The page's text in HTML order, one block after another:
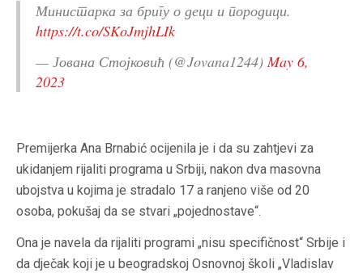
Министарка за бригу о деци и породици.
https://t.co/SKoJmjhLIk
— Јована Стојковић (@Jovana1244)May 6,
2023
Premijerka Ana Brnabić ocijenila je i da su zahtjevi za
ukidanjem rijaliti programa u Srbiji, nakon dva masovna
ubojstva u kojima je stradalo 17 a ranjeno više od 20
osoba, pokušaj da se stvari „pojednostave“.
Ona je navela da rijaliti programi „nisu specifičnost“ Srbije i
da dječak koji je u beogradskoj Osnovnoj školi „Vladislav